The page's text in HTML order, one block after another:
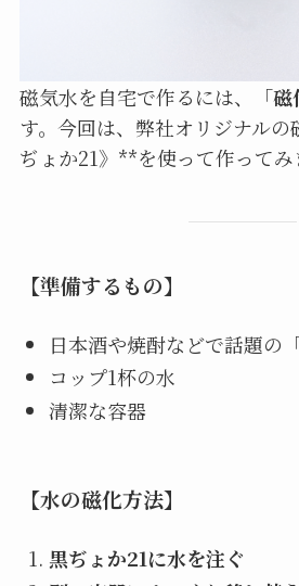
磁気水を自宅で作るには、「磁
す。今回は、弊社オリジナル
ぢょか21》**を使って作ってみ
【準備するもの】
日本酒や焼酎などで話題の
コップ1杯の水
清潔な容器
【水の磁化方法】
黒ぢょか21に水を注ぐ